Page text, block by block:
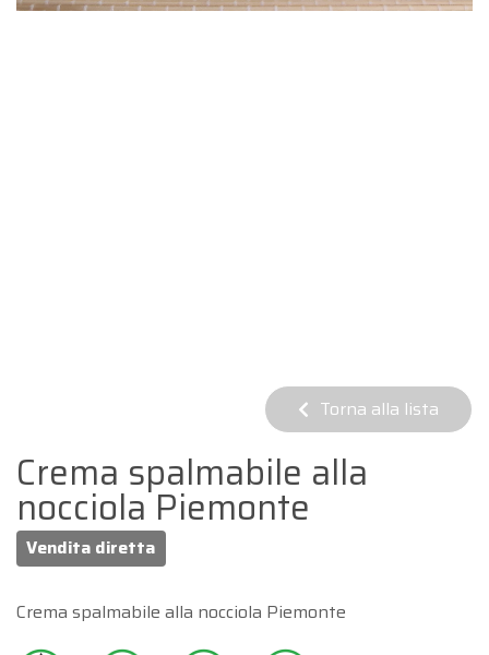
Torna alla lista
Crema spalmabile alla
nocciola Piemonte
Vendita diretta
Crema spalmabile alla nocciola Piemonte